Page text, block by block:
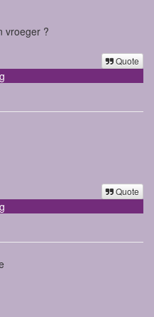
vroeger ?
Quote
Quote